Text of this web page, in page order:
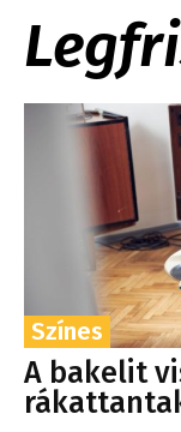
Színes
A bakelit